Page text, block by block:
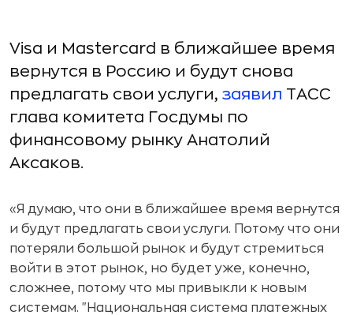
Visa и Mastercard в ближайшее время
вернутся в Россию и будут снова
предлагать свои услуги, заявил ТАСС
глава комитета Госдумы по
финансовому рынку Анатолий
Аксаков.
«Я думаю, что они в ближайшее время вернутся
и будут предлагать свои услуги. Потому что они
потеряли большой рынок и будут стремиться
войти в этот рынок, но будет уже, конечно,
сложнее, потому что мы привыкли к новым
системам. "Национальная система платежных